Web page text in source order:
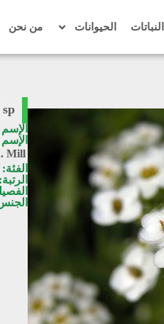
النباتات الحيوانات من نحن
Mill.
الفئة:
الرتبة: